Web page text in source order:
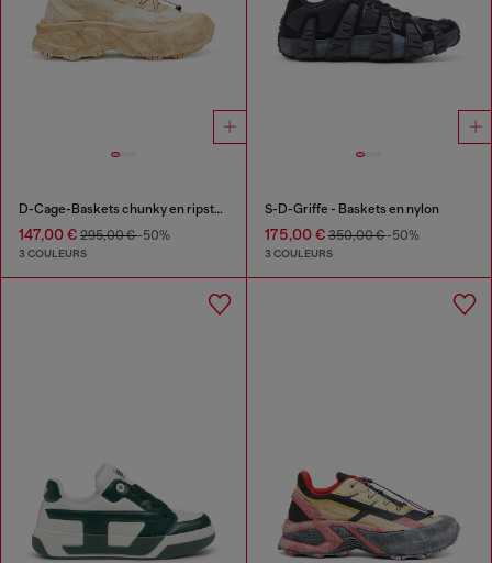
D-Cage-Baskets chunky en ripstop
147,00 € 295,00 €-50%
3 COULEURS
S-D-Griffe - Baskets en nylon
175,00 €350,00 €-50%
3 COULEURS